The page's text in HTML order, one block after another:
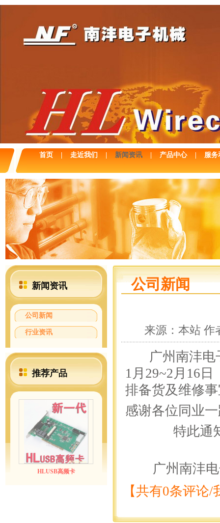
首页 走近我们 新闻资讯 产品中心 服务
新闻资讯
公司新闻
行业资讯
推荐产品
HLUSB高频卡
公司新闻
来源：本站
广州南沣电
1月29~2月16
排备货及维修
感谢各位同业
特此通
广州南沣电
【共有0条评论/